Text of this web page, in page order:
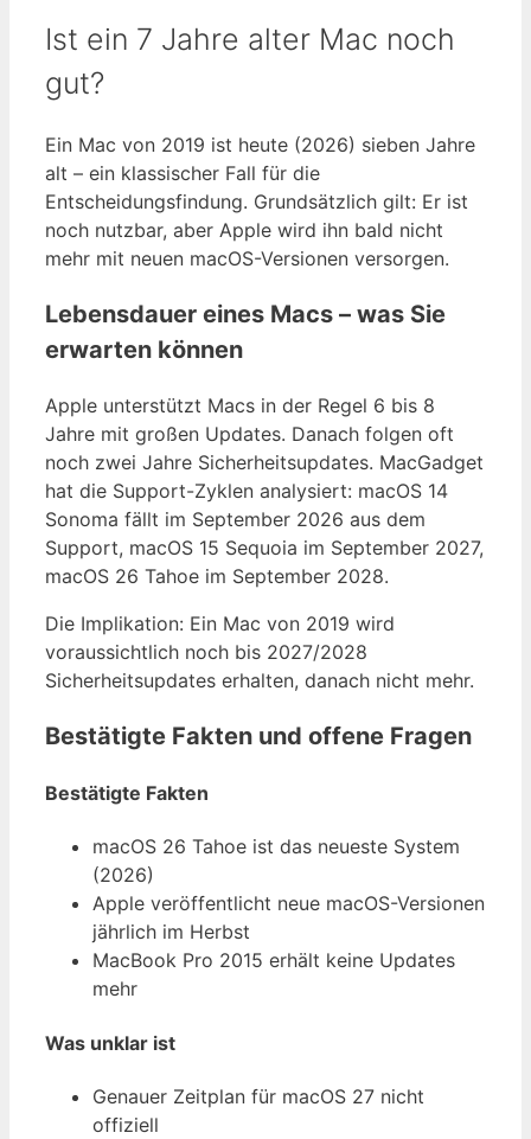
Ist ein 7 Jahre alter Mac noch
gut?
Ein Mac von 2019 ist heute (2026) sieben Jahre
alt – ein klassischer Fall für die
Entscheidungsfindung. Grundsätzlich gilt: Er ist
noch nutzbar, aber Apple wird ihn bald nicht
mehr mit neuen macOS-Versionen versorgen.
Lebensdauer eines Macs – was Sie
erwarten können
Apple unterstützt Macs in der Regel 6 bis 8
Jahre mit großen Updates. Danach folgen oft
noch zwei Jahre Sicherheitsupdates. MacGadget
hat die Support-Zyklen analysiert: macOS 14
Sonoma fällt im September 2026 aus dem
Support, macOS 15 Sequoia im September 2027,
macOS 26 Tahoe im September 2028.
Die Implikation: Ein Mac von 2019 wird
voraussichtlich noch bis 2027/2028
Sicherheitsupdates erhalten, danach nicht mehr.
Bestätigte Fakten und offene Fragen
Bestätigte Fakten
macOS 26 Tahoe ist das neueste System
(2026)
Apple veröffentlicht neue macOS-Versionen
jährlich im Herbst
MacBook Pro 2015 erhält keine Updates
mehr
Was unklar ist
Genauer Zeitplan für macOS 27 nicht
offiziell